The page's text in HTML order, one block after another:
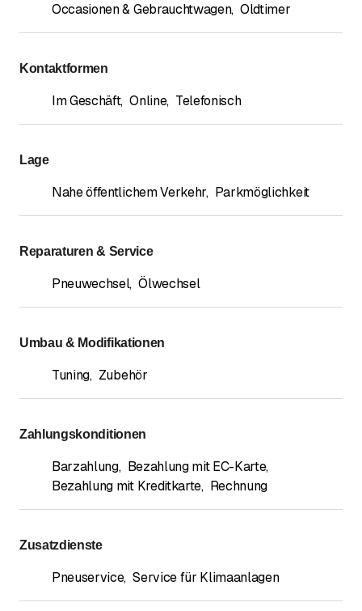
Occasionen & Gebrauchtwagen, Oldtimer
Kontaktformen
Im Geschäft, Online, Telefonisch
Lage
Nahe öffentlichem Verkehr, Parkmöglichkeit
Reparaturen & Service
Pneuwechsel, Ölwechsel
Umbau & Modifikationen
Tuning, Zubehör
Zahlungskonditionen
Barzahlung, Bezahlung mit EC-Karte,
Bezahlung mit Kreditkarte, Rechnung
Zusatzdienste
Pneuservice, Service für Klimaanlagen